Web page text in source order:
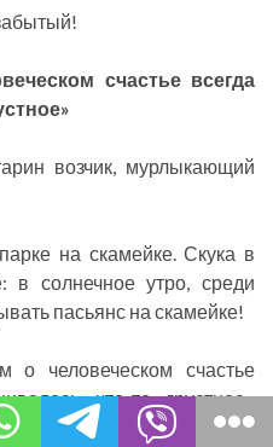
счастье всегда
возчик, мурлыкающий
на скамейке. Скука в
в солнечное утро, среди
пасьянс на скамейке!
человеческом счастье
что-то грустное»
верную интонацию —